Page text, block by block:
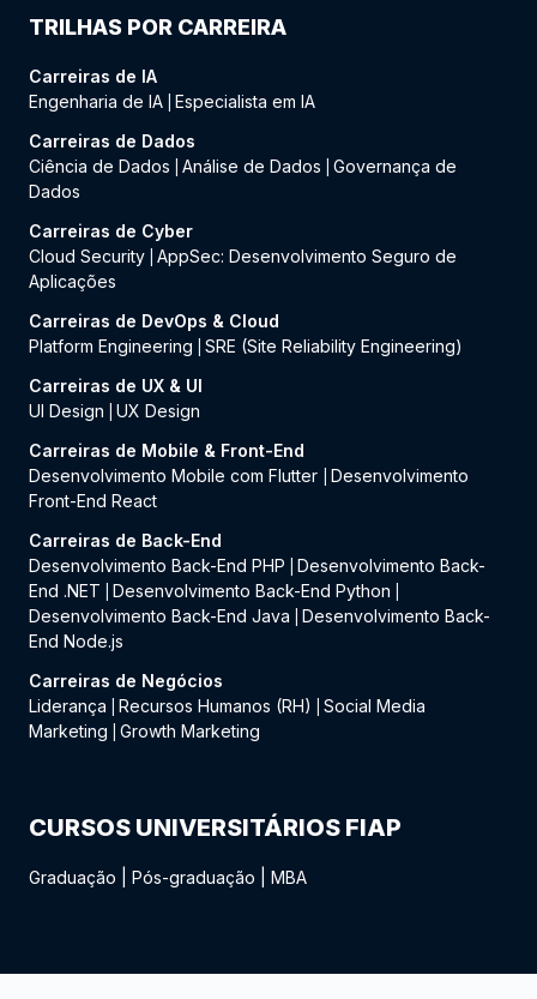
TRILHAS POR CARREIRA
Carreiras de IA
Engenharia de IA Especialista em IA
Carreiras de Dados
Ciência de Dados
Análise de Dados
Governança de
Dados
Carreiras de Cyber
Cloud Security AppSec: Desenvolvimento Seguro de
Aplicações
Carreiras de DevOps & Cloud
Platform Engineering
SRE (Site Reliability Engineering)
Carreiras de UX & UI
UI Design
UX Design
Carreiras de Mobile & Front-End
Desenvolvimento Mobile com Flutter
Desenvolvimento
Front-End React
Carreiras de Back-End
Desenvolvimento Back-End PHP
Desenvolvimento Back-
End .NET
Desenvolvimento Back-End Python
Desenvolvimento Back-End Java
Desenvolvimento Back-
End Node.js
Carreiras de Negócios
Liderança
Recursos Humanos (RH)
Social Media
Marketing
Growth Marketing
CURSOS UNIVERSITÁRIOS FIAP
Graduação Pós-graduação MBA